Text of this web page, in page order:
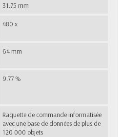
31.75 mm
480 x
64 mm
9.77 %
Raquette de commande informatisée
avec une base de données de plus de
120 000 objets